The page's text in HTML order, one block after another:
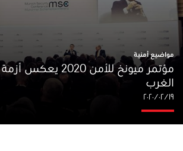
مواضيع أمنية
مؤتمر ميونخ للأمن
الغرب
١٩‏/٠٢‏/٢٠٢٠